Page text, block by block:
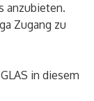
anzubieten.
Zugang zu
in diesem